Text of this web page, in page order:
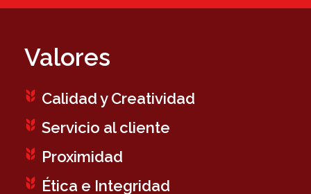
Valores
Calidad yCreatividad
Servicio al cliente
Proximidad
Ética e Integridad